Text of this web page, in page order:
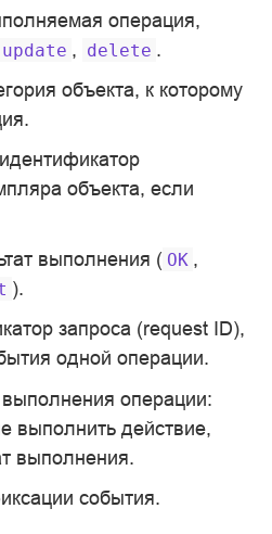
операция,
update , delete .
объекта, к которому
объекта, если
выполнения ( OK ,
).
запроса (request ID),
одной операции.
операции:
выполнить действие,
выполнения.
события.